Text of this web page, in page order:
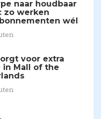
naar houdbaar
zo werken
wél
voor extra
in Mall of the